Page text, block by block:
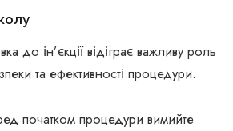
до ін’єкції відіграє важливу роль
та ефективності процедури.
початком процедури вимийте